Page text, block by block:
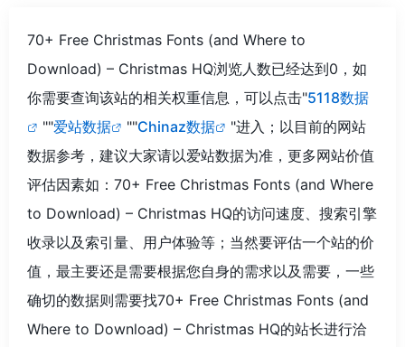
70+ Free Christmas Fonts (and Where to
Download) – Christmas HQ浏览人数已经达到0，如
你需要查询该站的相关权重信息，可以点击"5118数据
""爱站数据 ""Chinaz数据
"进入；以目前的网站
数据参考，建议大家请以爱站数据为准，更多网站价值
评估因素如：70+ Free Christmas Fonts (and Where
to Download) – Christmas HQ的访问速度、搜索引擎
收录以及索引量、用户体验等；当然要评估一个站的价
值，最主要还是需要根据您自身的需求以及需要，一些
确切的数据则需要找70+ Free Christmas Fonts (and
Where to Download) – Christmas HQ的站长进行洽